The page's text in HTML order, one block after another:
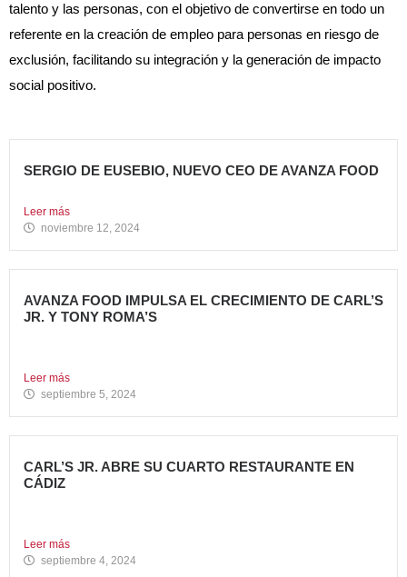
SERGIO DE EUSEBIO, NUEVO CEO DE AVANZA FOOD
Leer más
noviembre 12, 2024
AVANZA FOOD IMPULSA EL CRECIMIENTO DE CARL’S
JR. Y TONY ROMA’S
Leer más
septiembre 5, 2024
CARL’S JR. ABRE SU CUARTO RESTAURANTE EN
CÁDIZ
Leer más
septiembre 4, 2024
talento y las personas, con el objetivo de convertirse en todo un
referente en la creación de empleo para personas en riesgo de
exclusión, facilitando su integración y la generación de impacto
social positivo.